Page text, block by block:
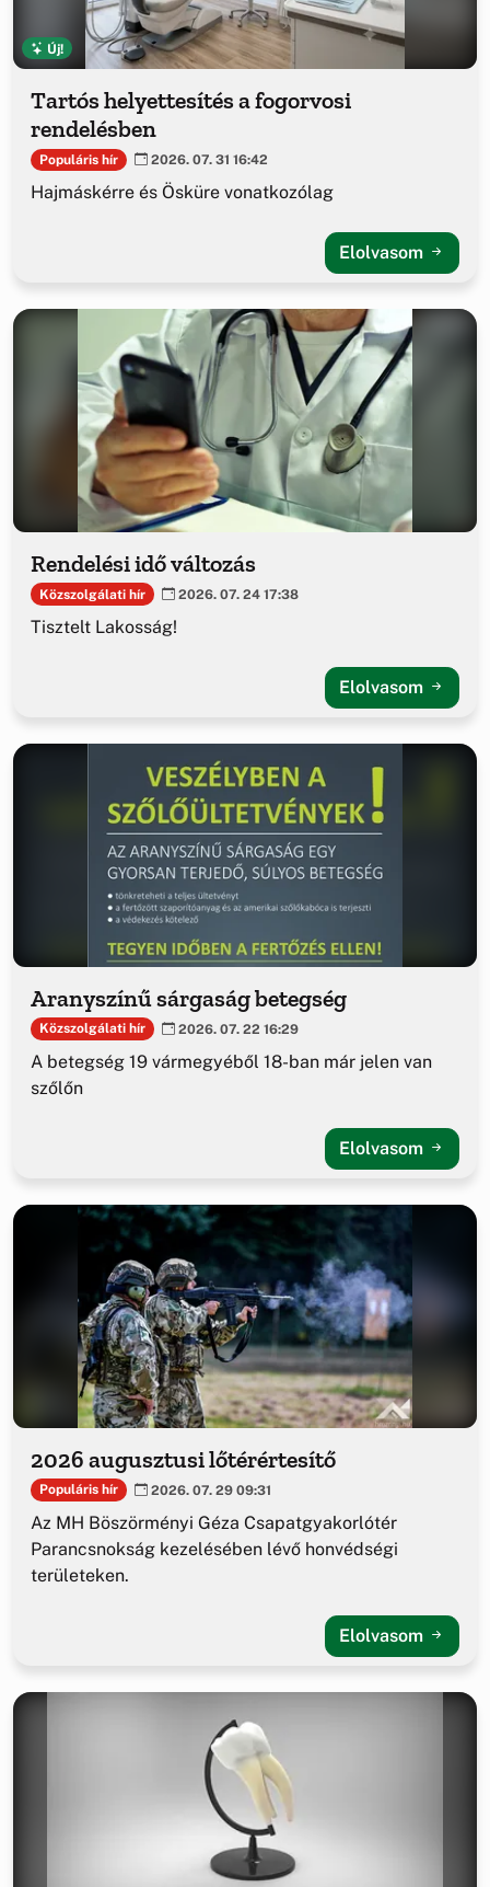
Új!
Tartós helyettesítés a fogorvosi
rendelésben
Populáris hír 2026. 07. 31 16:42
Hajmáskérre és Ösküre vonatkozólag
Elolvasom
Rendelési idő változás
Közszolgálati hír 2026. 07. 24 17:38
Tisztelt Lakosság!
Elolvasom
Aranyszínű sárgaság betegség
Közszolgálati hír 2026. 07. 22 16:29
A betegség 19 vármegyéből 18-ban már jelen van
szőlőn
Elolvasom
2026 augusztusi lőtérértesítő
Populáris hír 2026. 07. 29 09:31
Az MH Böszörményi Géza Csapatgyakorlótér
Parancsnokság kezelésében lévő honvédségi
területeken.
Elolvasom